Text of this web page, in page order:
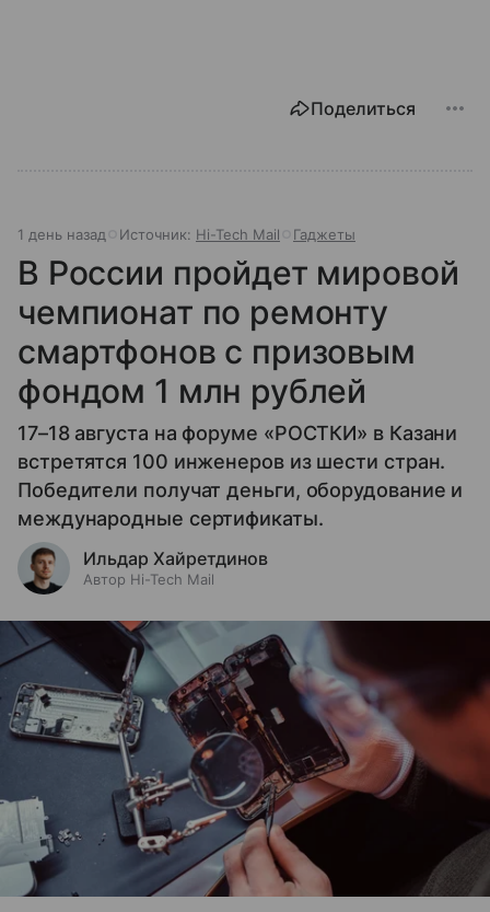
Поделиться
1 день назад Источник: Hi-Tech Mail Гаджеты
В России пройдет мировой
чемпионат по ремонту
смартфонов с призовым
фондом 1 млн рублей
17–18 августа на форуме «РОСТКИ» в Казани
встретятся 100 инженеров из шести стран.
Победители получат деньги, оборудование и
международные сертификаты.
Ильдар Хайретдинов
Автор Hi-Tech Mail